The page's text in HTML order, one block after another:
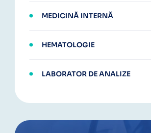
MEDICINĂ INTERNĂ
HEMATOLOGIE
LABORATOR DE ANALIZE